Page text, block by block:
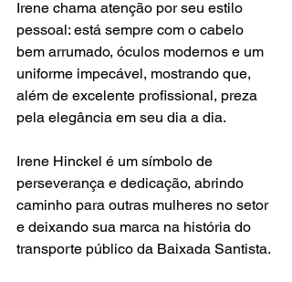
Irene chama atenção por seu estilo
pessoal: está sempre com o cabelo
bem arrumado, óculos modernos e um
uniforme impecável, mostrando que,
além de excelente profissional, preza
pela elegância em seu dia a dia.
Irene Hinckel é um símbolo de
perseverança e dedicação, abrindo
caminho para outras mulheres no setor
e deixando sua marca na história do
transporte público da Baixada Santista.